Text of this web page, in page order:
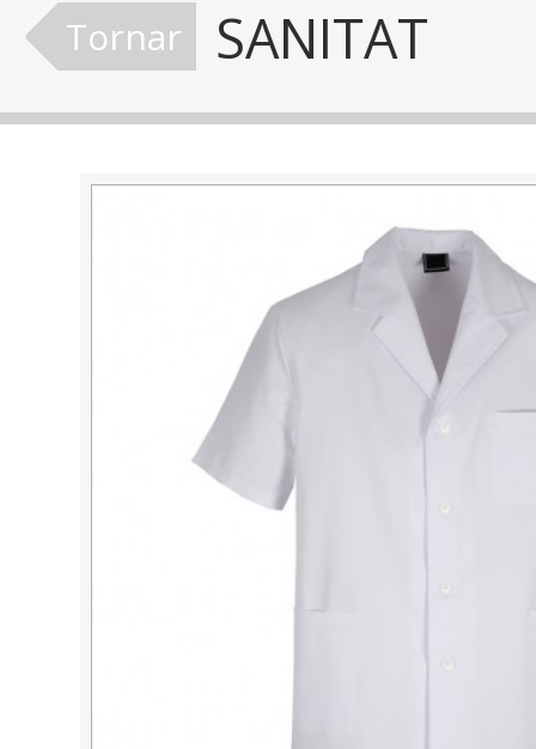
Tornar SANITAT